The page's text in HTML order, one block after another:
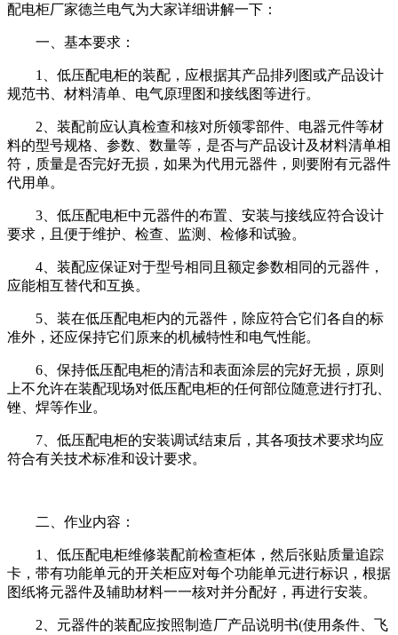
配电柜厂家德兰电气为大家详细讲解一下：
一、基本要求：
1、低压配电柜的装配，应根据其产品排列图或产品设计
规范书、材料清单、电气原理图和接线图等进行。
2、装配前应认真检查和核对所领零部件、电器元件等材
料的型号规格、参数、数量等，是否与产品设计及材料清单相
符，质量是否完好无损，如果为代用元器件，则要附有元器件
代用单。
3、低压配电柜中元器件的布置、安装与接线应符合设计
要求，且便于维护、检查、监测、检修和试验。
4、装配应保证对于型号相同且额定参数相同的元器件，
应能相互替代和互换。
5、装在低压配电柜内的元器件，除应符合它们各自的标
准外，还应保持它们原来的机械特性和电气性能。
6、保持低压配电柜的清洁和表面涂层的完好无损，原则
上不允许在装配现场对低压配电柜的任何部位随意进行打孔、
锉、焊等作业。
7、低压配电柜的安装调试结束后，其各项技术要求均应
符合有关技术标准和设计要求。
二、作业内容：
1、低压配电柜维修装配前检查柜体，然后张贴质量追踪
卡，带有功能单元的开关柜应对每个功能单元进行标识，根据
图纸将元器件及辅助材料一一核对并分配好，再进行安装。
2、元器件的装配应按照制造厂产品说明书(使用条件、飞